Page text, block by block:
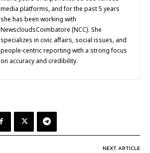
media platforms, and for the past 5 years
she has been working with
NewscloudsCoimbatore (NCC). She
specializes in civic affairs, social issues, and
people-centric reporting with a strong focus
on accuracy and credibility.
NEXT ARTICLE